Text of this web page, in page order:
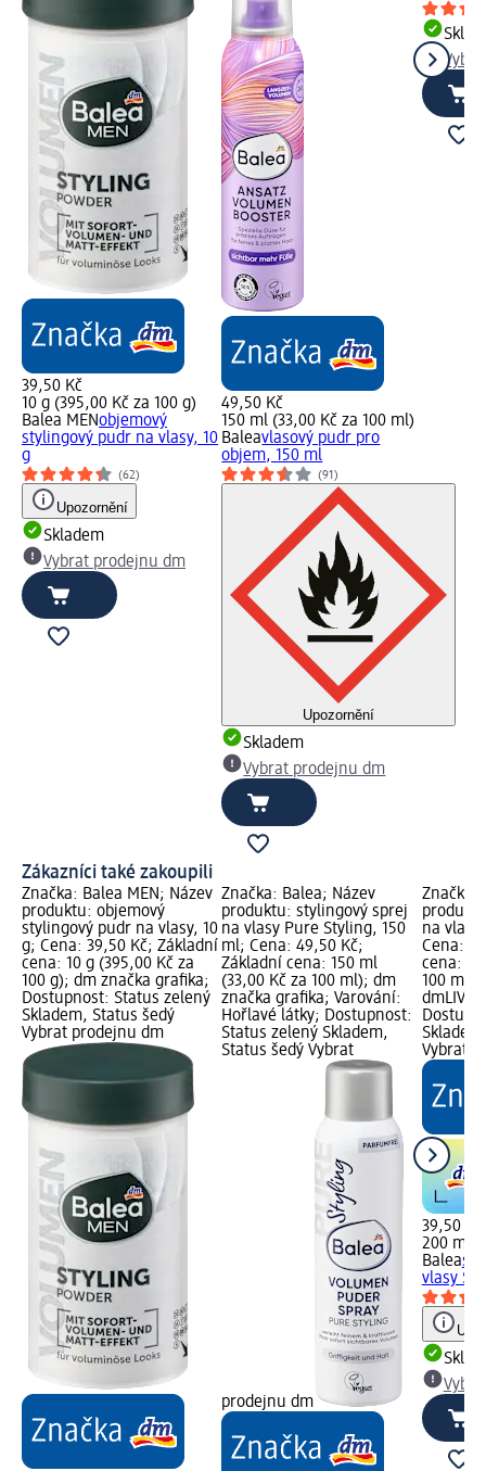
39,50 Kč
10 g (395,00 Kč za 100 g)
Balea MENobjemový
stylingový pudr na vlasy, 10
g
(62)
Upozornění
Skladem
Vybrat prodejnu dm
49,50 Kč
150 ml (33,00 Kč za 100 ml)
Baleavlasový pudr pro
objem, 150 ml
(91)
Upozornění
Skladem
Vybrat prodejnu dm
Zákazníci také zakoupili
Značka: Balea MEN; Název
produktu: objemový
stylingový pudr na vlasy, 10
g; Cena: 39,50 Kč; Základní
cena: 10 g (395,00 Kč za
100 g); dm značka grafika;
Dostupnost: Status zelený
Skladem, Status šedý
Vybrat prodejnu dm
Značka: Balea; Název
produktu: stylingový sprej
na vlasy Pure Styling, 150
ml; Cena: 49,50 Kč;
Základní cena: 150 ml
(33,00 Kč za 100 ml); dm
značka grafika; Varování:
Hořlavé látky; Dostupnost:
Status zelený Skladem,
Status šedý Vybrat
prodejnu dm
Značka:
na vlasy
Cena:
cena:
100 ml);
dmLIVE
Vybrat
39,50 Kč
200 ml
Balea
vlasy